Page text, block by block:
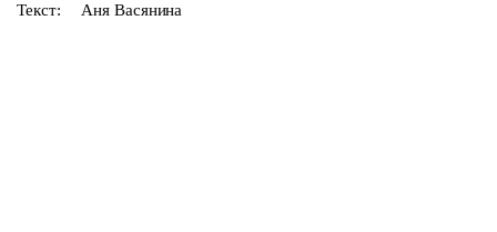
Текст: Аня Васянина